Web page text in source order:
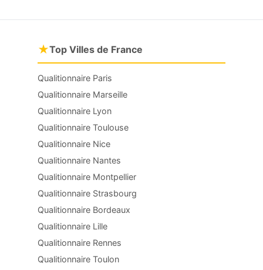
★Top Villes de France
Qualitionnaire Paris
Qualitionnaire Marseille
Qualitionnaire Lyon
Qualitionnaire Toulouse
Qualitionnaire Nice
Qualitionnaire Nantes
Qualitionnaire Montpellier
Qualitionnaire Strasbourg
Qualitionnaire Bordeaux
Qualitionnaire Lille
Qualitionnaire Rennes
Qualitionnaire Toulon